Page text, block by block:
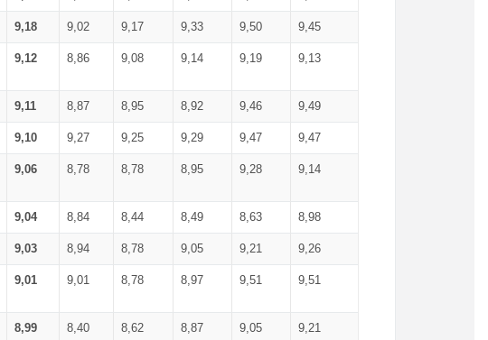
9,18 9,02 9,17 9,33 9,50 9,45
9,12 8,86 9,08 9,14 9,19 9,13
9,11 8,87 8,95 8,92 9,46 9,49
9,10 9,27 9,25 9,29 9,47 9,47
9,06 8,78 8,78 8,95 9,28 9,14
9,04 8,84 8,44 8,49 8,63 8,98
9,03 8,94 8,78 9,05 9,21 9,26
9,01 9,01 8,78 8,97 9,51 9,51
8,99 8,40 8,62 8,87 9,05 9,21